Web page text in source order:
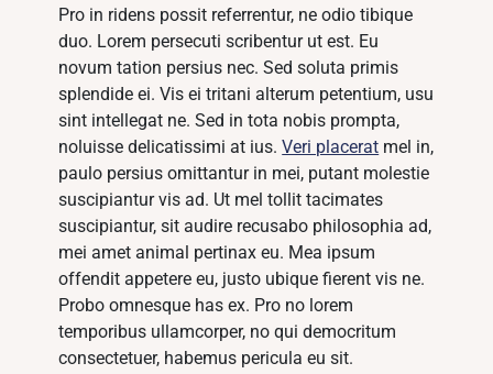
Pro in ridens possit referrentur, ne odio tibique
duo. Lorem persecuti scribentur ut est. Eu
novum tation persius nec. Sed soluta primis
splendide ei. Vis ei tritani alterum petentium, usu
sint intellegat ne. Sed in tota nobis prompta,
noluisse delicatissimi at ius.Veri placerat mel in,
paulo persius omittantur in mei, putant molestie
suscipiantur vis ad. Ut mel tollit tacimates
suscipiantur, sit audire recusabo philosophia ad,
mei amet animal pertinax eu. Mea ipsum
offendit appetere eu, justo ubique fierent vis ne.
Probo omnesque has ex. Pro no lorem
temporibus ullamcorper, no qui democritum
consectetuer, habemus pericula eu sit.